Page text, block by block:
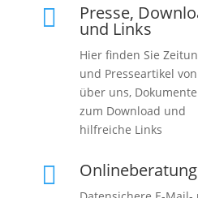
 Presse,
und Links
Hier finden Sie
und Presseartikel
über uns, Dokumente
zum Download und
hilfreiche Links
 Onlineberatung